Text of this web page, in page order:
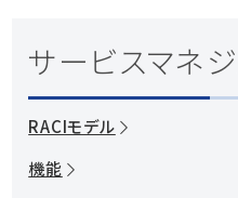
資料ダ
サービスマネ
RACIモデル
機能